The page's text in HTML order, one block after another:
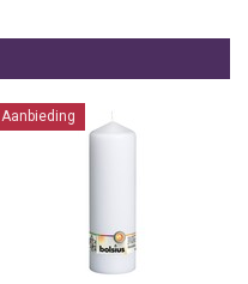
Aanbieding